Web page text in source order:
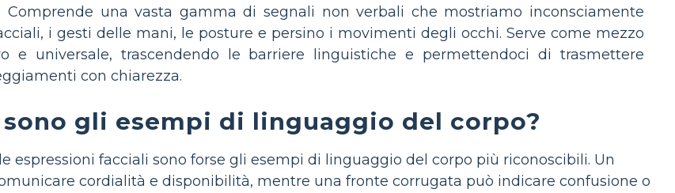
Comprende una vasta gamma di segnali non verbali che mostriamo inconsciamente
i gesti delle mani, le posture e persino i movimenti degli occhi. Serve come mezzo
e universale, trascendendo le barriere linguistiche e permettendoci di trasmettere
con chiarezza.
sono gli esempi di linguaggio del corpo?
le espressioni facciali sono forse gli esempi di linguaggio del corpo più riconoscibili. Un
cordialità e disponibilità, mentre una fronte corrugata può indicare confusione o